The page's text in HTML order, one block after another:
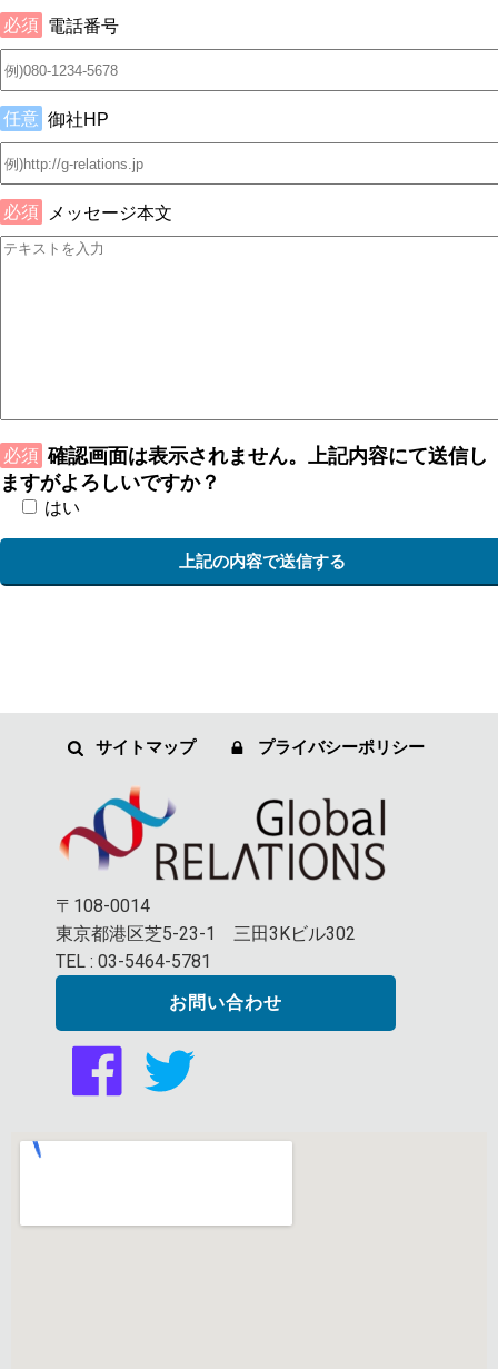
必須 電話番号
任意 御社HP
必須 メッセージ本文
必須 確認画面は表示されません。上記内容にて送信し
ますがよろしいですか？
はい
サイトマップ プライバシーポリシー
〒108-0014
東京都港区芝5-23-1 三田3Kビル302
TEL : 03-5464-5781
お問い合わせ